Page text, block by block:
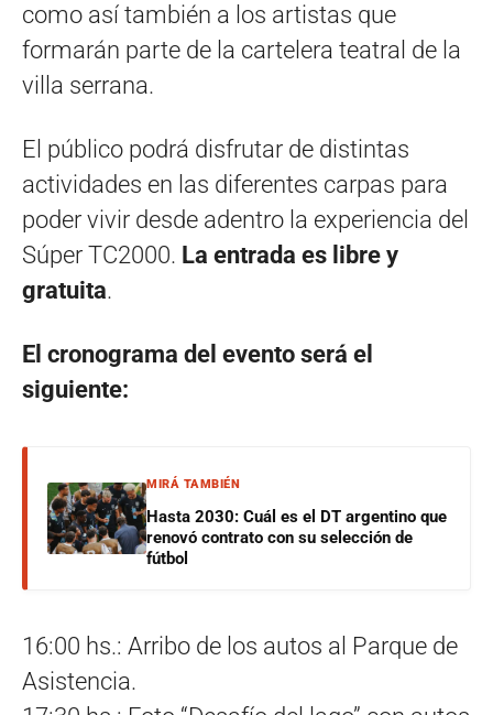
como así también a los artistas que
formarán parte de la cartelera teatral de la
villa serrana.
El público podrá disfrutar de distintas
actividades en las diferentes carpas para
poder vivir desde adentro la experiencia del
Súper TC2000. La entrada es libre y
gratuita.
El cronograma del evento será el
siguiente:
MIRÁ TAMBIÉN
Hasta 2030: Cuál es el DT argentino que
renovó contrato con su selección de
fútbol
16:00 hs.: Arribo de los autos al Parque de
Asistencia.